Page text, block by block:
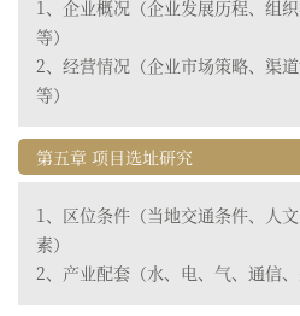
1、企业概况（企业发展历程、组
等）
2、经营情况（企业市场策略、渠
等）
第五章 项目选址研究
1、区位条件（当地交通条件、人
素）
2、产业配套（水、电、气、通信、